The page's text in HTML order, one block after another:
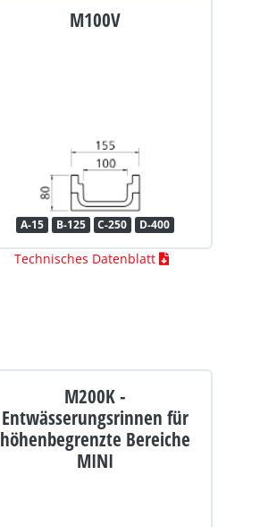
M100V
A-15 B-125 C-250 D-400
Technisches Datenblatt
M200K -
Entwässerungsrinnen für
höhenbegrenzte Bereiche
MINI